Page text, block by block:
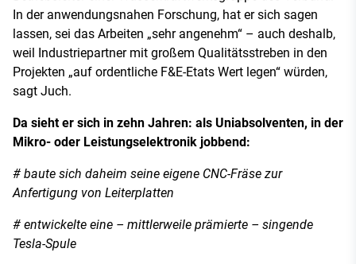
In der anwendungsnahen Forschung, hat er sich sagen
lassen, sei das Arbeiten „sehr angenehm“ – auch deshalb,
weil Industriepartner mit großem Qualitätsstreben in den
Projekten „auf ordentliche F&E-Etats Wert legen“ würden,
sagt Juch.
Da sieht er sich in zehn Jahren: als Uniabsolventen, in der
Mikro- oder Leistungselektronik jobbend:
# baute sich daheim seine eigene CNC-Fräse zur
Anfertigung von Leiterplatten
# entwickelte eine – mittlerweile prämierte – singende
Tesla-Spule